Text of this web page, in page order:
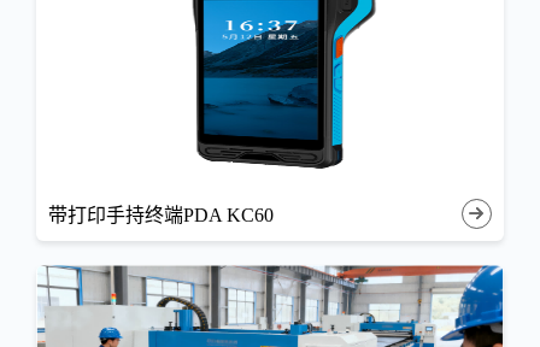
带打印手持终端PDA KC60